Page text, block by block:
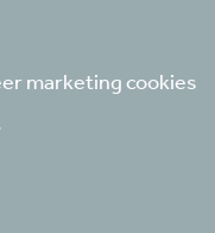
marketing cookies